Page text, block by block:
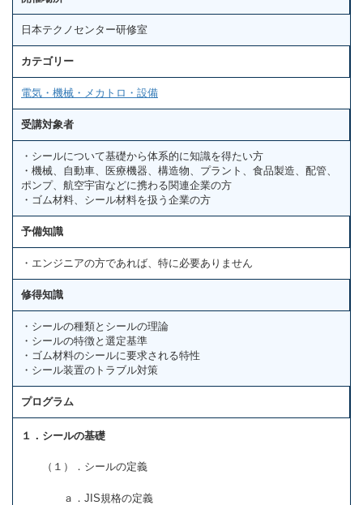
日本テクノセンター研修室
カテゴリー
電気・機械・メカトロ・設備
受講対象者
・シールについて基礎から体系的に知識を得たい方
・機械、自動車、医療機器、構造物、プラント、食品製造、配管、
ポンプ、航空宇宙などに携わる関連企業の方
・ゴム材料、シール材料を扱う企業の方
予備知識
・エンジニアの方であれば、特に必要ありません
修得知識
・シールの種類とシールの理論
・シールの特徴と選定基準
・ゴム材料のシールに要求される特性
・シール装置のトラブル対策
プログラム
１．シールの基礎
（１）．シールの定義
ａ．JIS規格の定義